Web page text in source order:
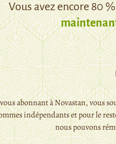
Vous avez encore 80
abonnant à Novastan, vous
indépendants et pour le
nous pouvons